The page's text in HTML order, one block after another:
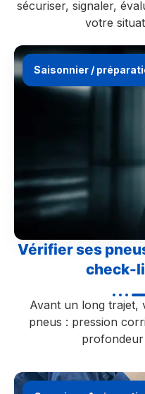
sécuriser, signaler,
votre
Saisonnier /
Vérifier ses
check-
Avant un long trajet,
pneus : pression